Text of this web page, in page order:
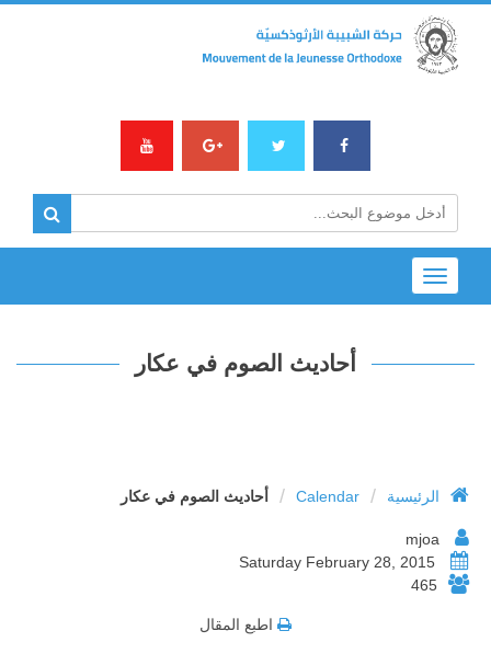
Toggle
navigation
أحاديث الصوم في عكار
الرئيسية /
Calendar
/ أحاديث الصوم في عكار
465
اطبع المقال